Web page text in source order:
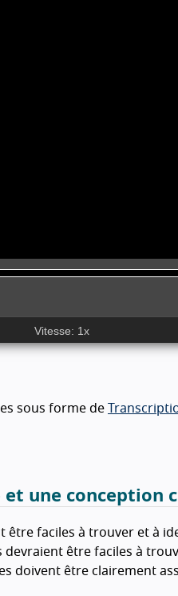
Vitesse: 1x
sous forme de
une conception
être faciles à trouver et à
devraient être faciles à
doivent être clairement